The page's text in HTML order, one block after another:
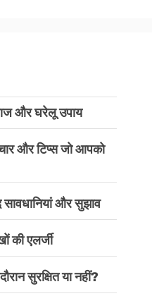
और घरेलू उपाय
और टिप्स जो आपको
और सुझाव
की एलर्जी
सुरक्षित या नहीं?